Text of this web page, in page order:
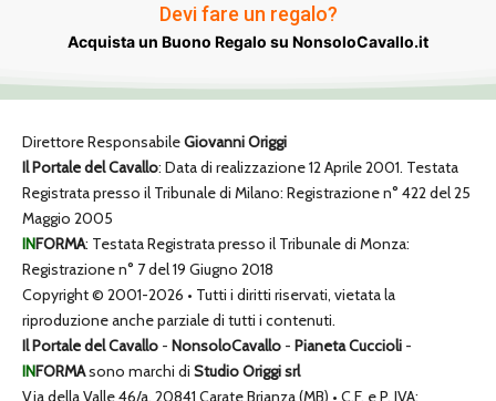
Devi fare un regalo?
Acquista un Buono Regalo su NonsoloCavallo.it
Direttore ResponsabileGiovanni Origgi
Il Portale del Cavallo: Data di realizzazione 12 Aprile 2001. Testata
Registrata presso il Tribunale di Milano: Registrazione n° 422 del 25
Maggio 2005
INFORMA: Testata Registrata presso il Tribunale di Monza:
Registrazione n° 7 del 19 Giugno 2018
Copyright © 2001-2026 • Tutti i diritti riservati, vietata la
riproduzione anche parziale di tutti i contenuti.
Il Portale del Cavallo - NonsoloCavallo - Pianeta Cuccioli -
INFORMAsono marchi di Studio Origgi srl
Via della Valle 46/a, 20841 Carate Brianza (MB) • C.F. e P. IVA: